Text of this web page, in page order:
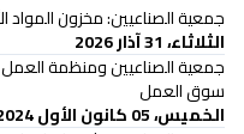
جمعية الصناعيين: مخزون المواد
الثلاثاء، 31 آذار 2026
جمعية الصناعيين ومنظمة العمل
سوق العمل
الخميس، 05 كانون الأول 2024